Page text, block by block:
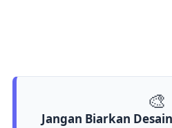
🎨
Jangan Biarkan